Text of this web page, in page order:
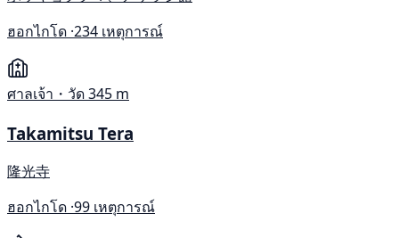
ฮอกไกโด ·234 เหตุการณ์
ศาลเจ้า・วัด345 m
Takamitsu Tera
隆光寺
ฮอกไกโด ·99 เหตุการณ์